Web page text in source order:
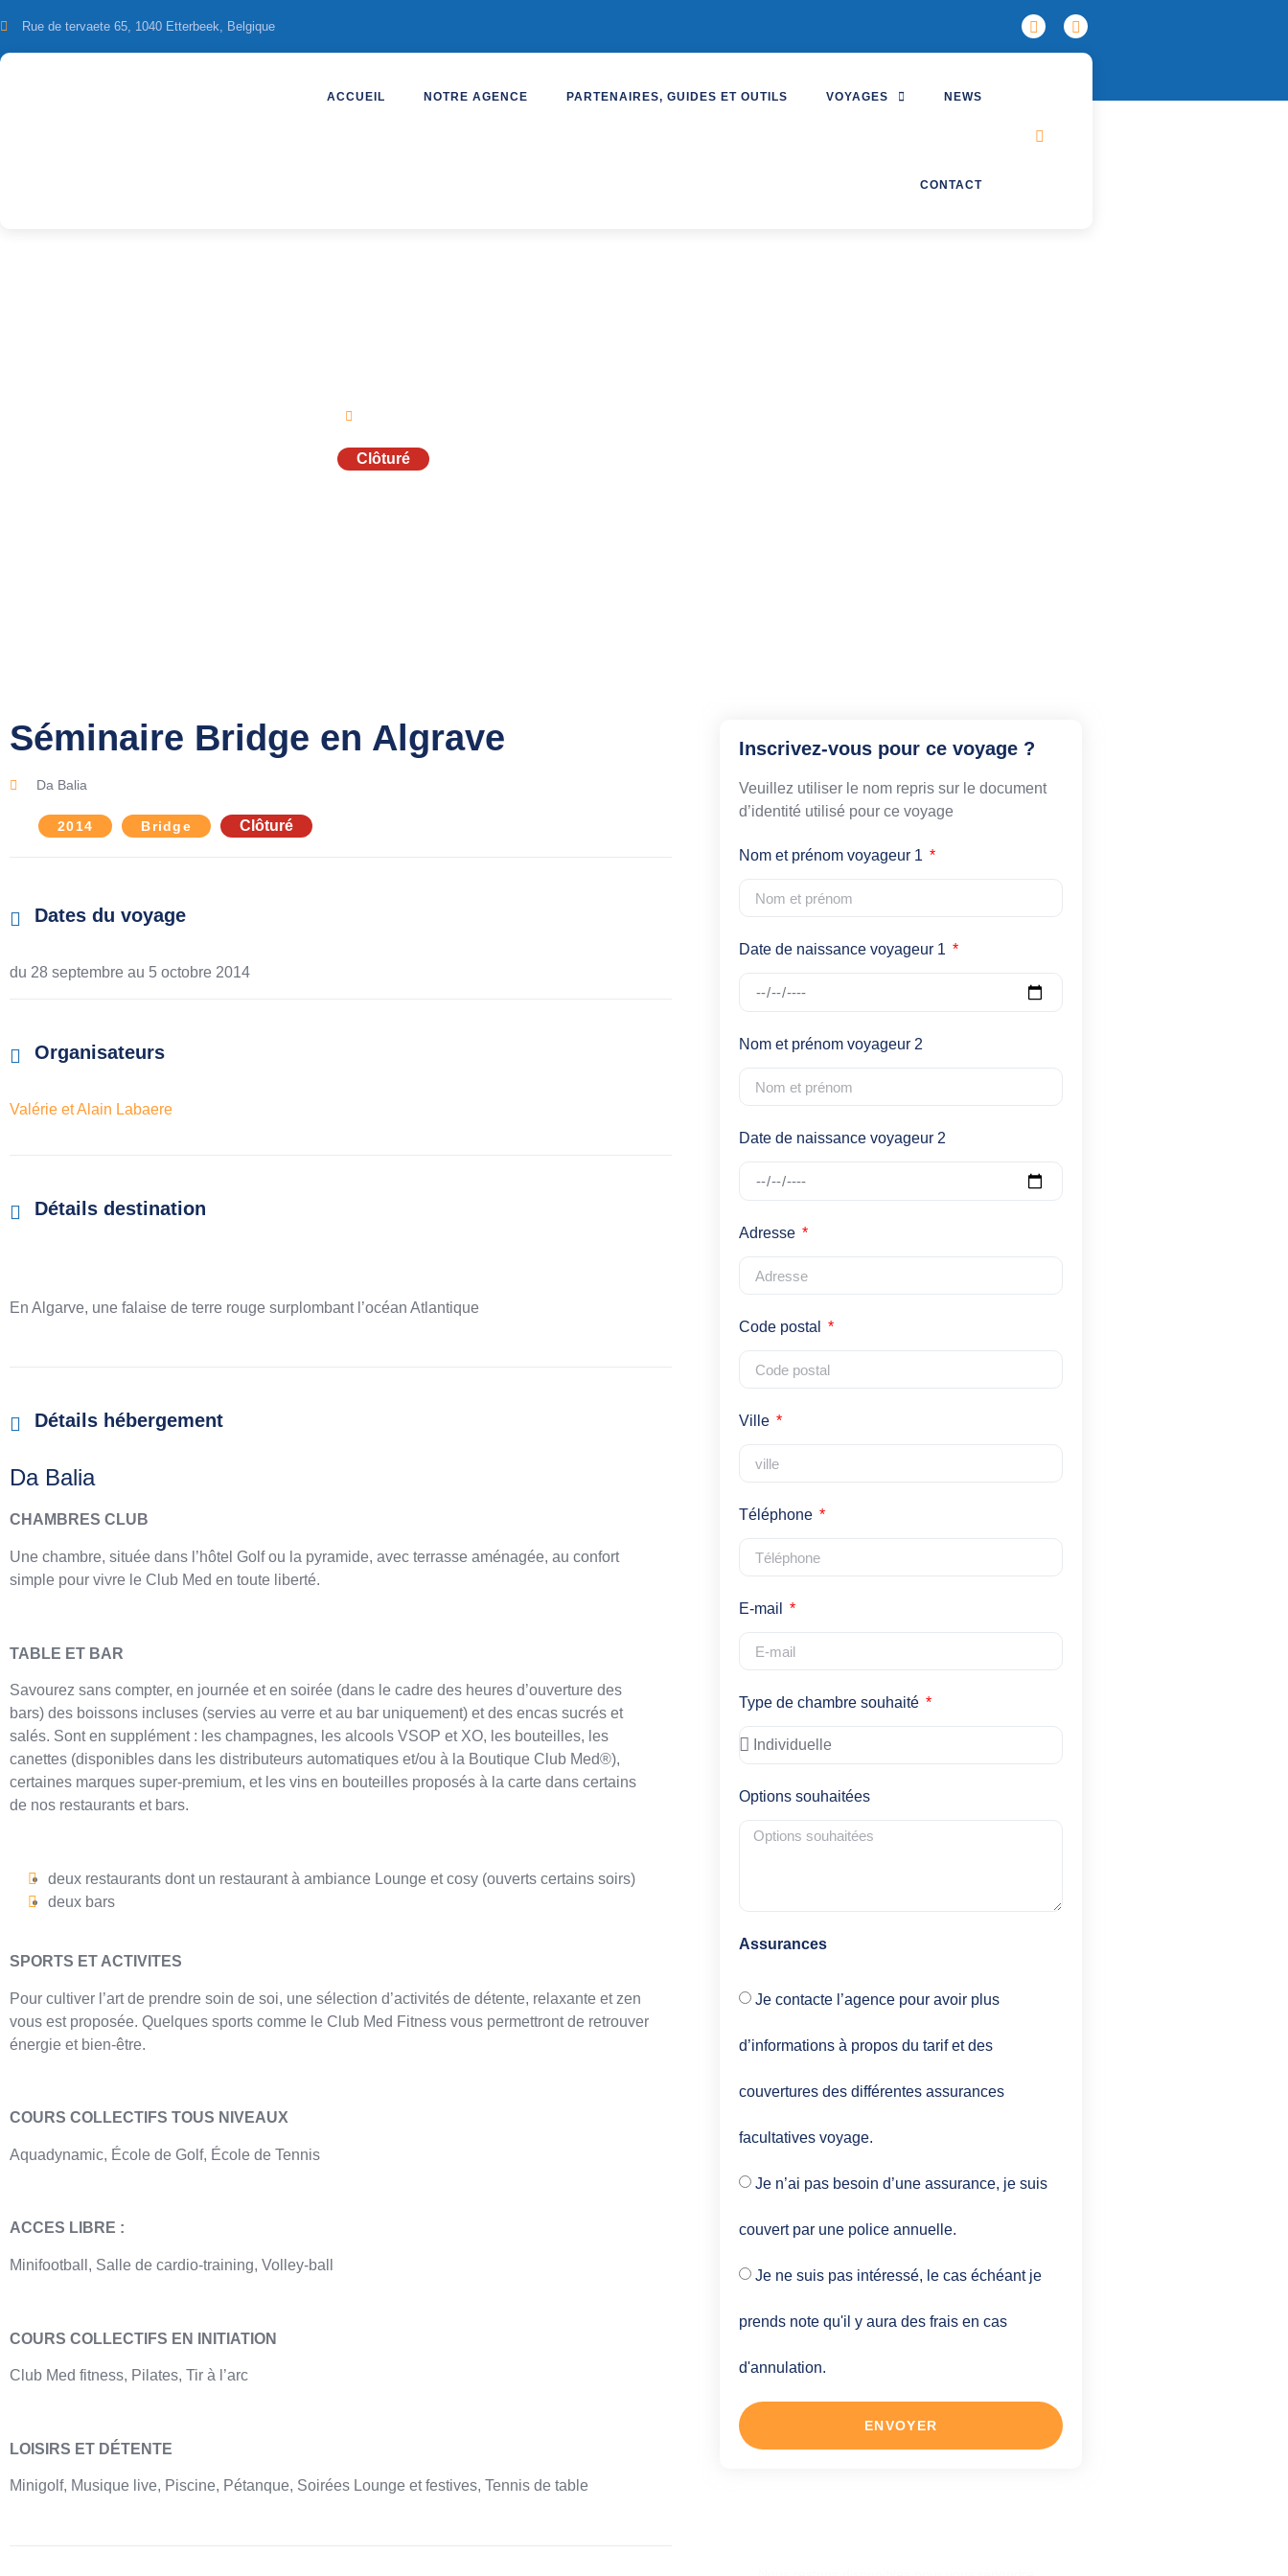
Rue de tervaete 65, 1040 Etterbeek, Belgique
ACCUEIL NOTRE AGENCE PARTENAIRES, GUIDES ET OUTILS VOYAGES NEWS
CONTACT
Clôturé
Séminaire Bridge en Algrave
Da Balia
2014 Bridge Clôturé
Dates du voyage
du 28 septembre au 5 octobre 2014
Organisateurs
Valérie et Alain Labaere
Détails destination
En Algarve, une falaise de terre rouge surplombant l’océan Atlantique
Détails hébergement
Da Balia
CHAMBRES CLUB
Une chambre, située dans l’hôtel Golf ou la pyramide, avec terrasse aménagée, au confort
simple pour vivre le Club Med en toute liberté.
TABLE ET BAR
Savourez sans compter, en journée et en soirée (dans le cadre des heures d’ouverture des
bars) des boissons incluses (servies au verre et au bar uniquement) et des encas sucrés et
salés. Sont en supplément : les champagnes, les alcools VSOP et XO, les bouteilles, les
canettes (disponibles dans les distributeurs automatiques et/ou à la Boutique Club Med®),
certaines marques super-premium, et les vins en bouteilles proposés à la carte dans certains
de nos restaurants et bars.
deux restaurants dont un restaurant à ambiance Lounge et cosy (ouverts certains soirs)
deux bars
SPORTS ET ACTIVITES
Pour cultiver l’art de prendre soin de soi, une sélection d’activités de détente, relaxante et zen
vous est proposée. Quelques sports comme le Club Med Fitness vous permettront de retrouver
énergie et bien-être.
COURS COLLECTIFS TOUS NIVEAUX
Aquadynamic, École de Golf, École de Tennis
ACCES LIBRE :
Minifootball, Salle de cardio-training, Volley-ball
COURS COLLECTIFS EN INITIATION
Club Med fitness, Pilates, Tir à l’arc
LOISIRS ET DÉTENTE
Minigolf, Musique live, Piscine, Pétanque, Soirées Lounge et festives, Tennis de table
Inscrivez-vous pour ce voyage ?
Veuillez utiliser le nom repris sur le document
d’identité utilisé pour ce voyage
Nom et prénom voyageur 1
Date de naissance voyageur 1
Nom et prénom voyageur 2
Date de naissance voyageur 2
Adresse
Code postal
Ville
Téléphone
E-mail
Type de chambre souhaité
Options souhaitées
Assurances
Je contacte l’agence pour avoir plus
d’informations à propos du tarif et des
couvertures des différentes assurances
facultatives voyage.
Je n’ai pas besoin d’une assurance, je suis
couvert par une police annuelle.
Je ne suis pas intéressé, le cas échéant je
prends note qu'il y aura des frais en cas
d'annulation.
ENVOYER